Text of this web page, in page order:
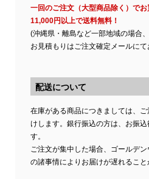
一回のご注文（大型商品除く）で
11,000円以上で送料無料！
(沖縄県・離島など一部地域の場合
お見積もりはご注文確定メールに
配送について
在庫がある商品につきましては、
けします。銀行振込の方は、お振
す。
ご注文が集中した場合、ゴールデ
の諸事情によりお届けが遅れること